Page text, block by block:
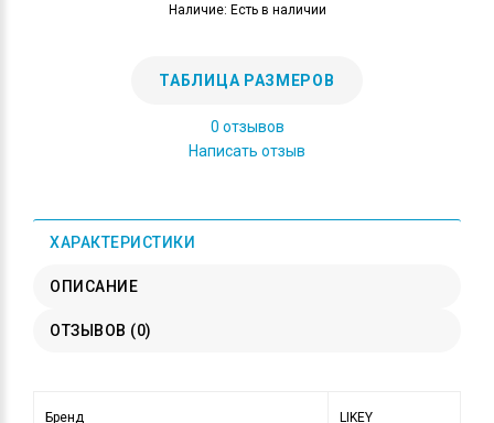
Наличие: Есть в наличии
ТАБЛИЦА РАЗМЕРОВ
0 отзывов
Написать отзыв
ХАРАКТЕРИСТИКИ
ОПИСАНИЕ
ОТЗЫВОВ (0)
Бренд LIKEY